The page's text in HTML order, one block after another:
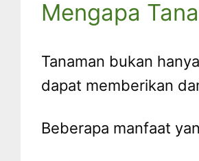
Mengapa
Tanaman bukan
dapat memberikan
Beberapa manfaat